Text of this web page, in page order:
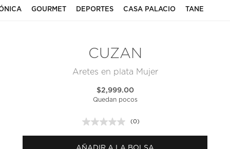
GOURMET DEPORTES CASA PALACIO TANE
CUZAN
Aretes en plata Mujer
$2,999.00
Quedan pocos
Sin
puntuación.
(0)